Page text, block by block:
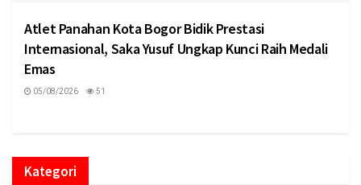
Atlet Panahan Kota Bogor Bidik Prestasi
Internasional, Saka Yusuf Ungkap Kunci Raih Medali
Emas
05/08/2026 51
Kategori